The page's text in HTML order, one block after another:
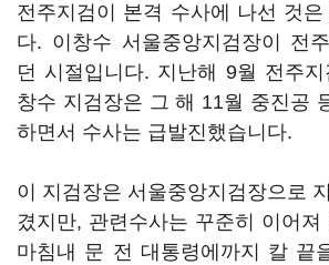
전주지검이 본격 수사에 나선 것은
다. 이창수 서울중앙지검장이 전
던 시절입니다. 지난해 9월 전주지
창수 지검장은 그 해 11월 중진공
하면서 수사는 급발진했습니다.
이 지검장은 서울중앙지검장으로
겼지만, 관련수사는 꾸준히 이어져
마침내 문 전 대통령에까지 칼 끝